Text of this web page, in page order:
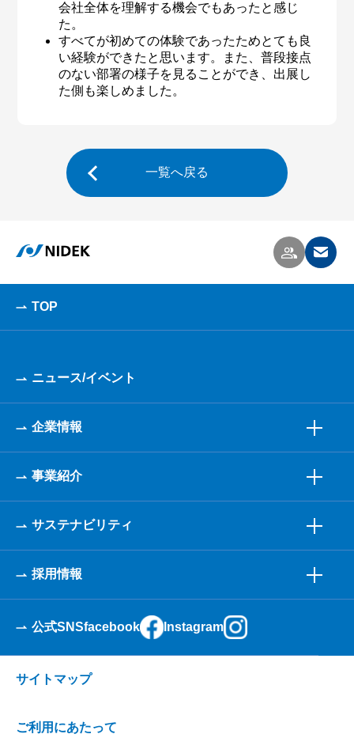
会社全体を理解する機会でもあったと感じ
た。
すべてが初めての体験であったためとても良
い経験ができたと思います。また、普段接点
のない部署の様子を見ることができ、出展し
た側も楽しめました。
一覧へ戻る
TOP
ニュース/イベント
企業情報
事業紹介
サステナビリティ
採用情報
公式SNSfacebook Instagram
サイトマップ
ご利用にあたって